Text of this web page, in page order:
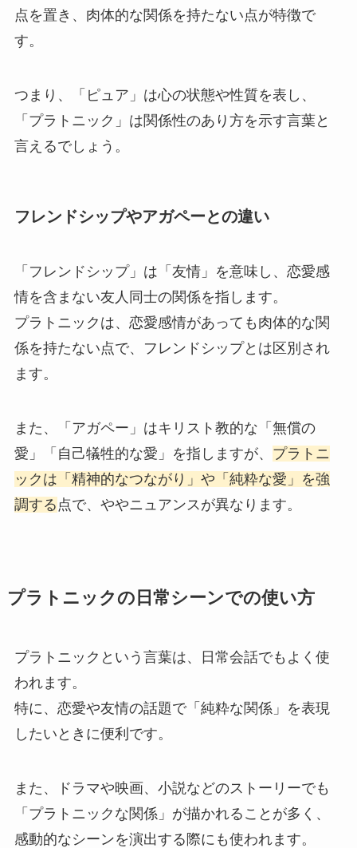
点を置き、肉体的な関係を持たない点が特徴で
す。
つまり、「ピュア」は心の状態や性質を表し、
「プラトニック」は関係性のあり方を示す言葉と
言えるでしょう。
フレンドシップやアガペーとの違い
「フレンドシップ」は「友情」を意味し、恋愛感
情を含まない友人同士の関係を指します。
プラトニックは、恋愛感情があっても肉体的な関
係を持たない点で、フレンドシップとは区別され
ます。
また、「アガペー」はキリスト教的な「無償の
愛」「自己犠牲的な愛」を指しますが、 プラトニ
ックは「精神的なつながり」や「純粋な愛」を強
調する 点で、ややニュアンスが異なります。
プラトニックの日常シーンでの使い方
プラトニックという言葉は、日常会話でもよく使
われます。
特に、恋愛や友情の話題で「純粋な関係」を表現
したいときに便利です。
また、ドラマや映画、小説などのストーリーでも
「プラトニックな関係」が描かれることが多く、
感動的なシーンを演出する際にも使われます。